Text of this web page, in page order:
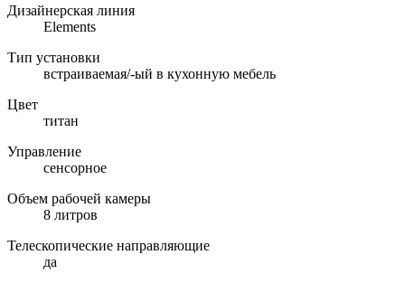
Дизайнерская линия
Elements
Тип установки
встраиваемая/-ый в кухонную мебель
Цвет
титан
Управление
сенсорное
Объем рабочей камеры
8 литров
Телескопические направляющие
да